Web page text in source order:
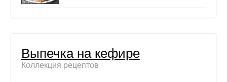
Выпечка на кефире
Коллекция рецептов